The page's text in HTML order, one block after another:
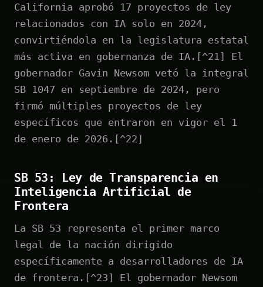
California aprobó 17 proyectos de ley
relacionados con IA solo en 2024,
convirtiéndola en la legislatura estatal
más activa en gobernanza de IA.[^21] El
gobernador Gavin Newsom vetó la integral
SB 1047 en septiembre de 2024, pero
firmó múltiples proyectos de ley
específicos que entraron en vigor el 1
de enero de 2026.[^22]
SB 53: Ley de Transparencia en
Inteligencia Artificial de
Frontera
La SB 53 representa el primer marco
legal de la nación dirigido
específicamente a desarrolladores de IA
de frontera.[^23] El gobernador Newsom